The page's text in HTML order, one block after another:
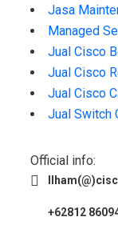
Jasa
Managed
Jual Cisco
Jual Cisco
Jual Cisco
Jual Switch
Official info:
+62812